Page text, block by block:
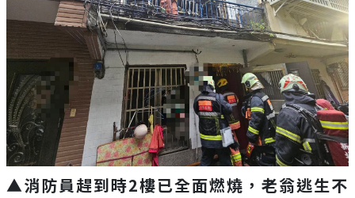
▲消防員趕到時2樓已全面燃燒，老翁逃生不